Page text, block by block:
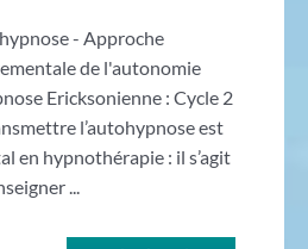
- Approche
de l'autonomie
Ericksonienne : Cycle 2
l’autohypnose est
en hypnothérapie : il s’agit
...